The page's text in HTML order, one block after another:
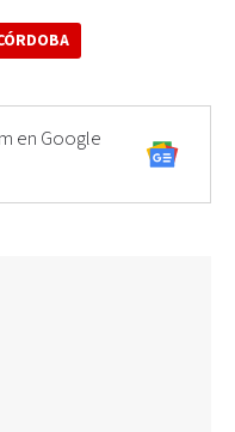
en Google